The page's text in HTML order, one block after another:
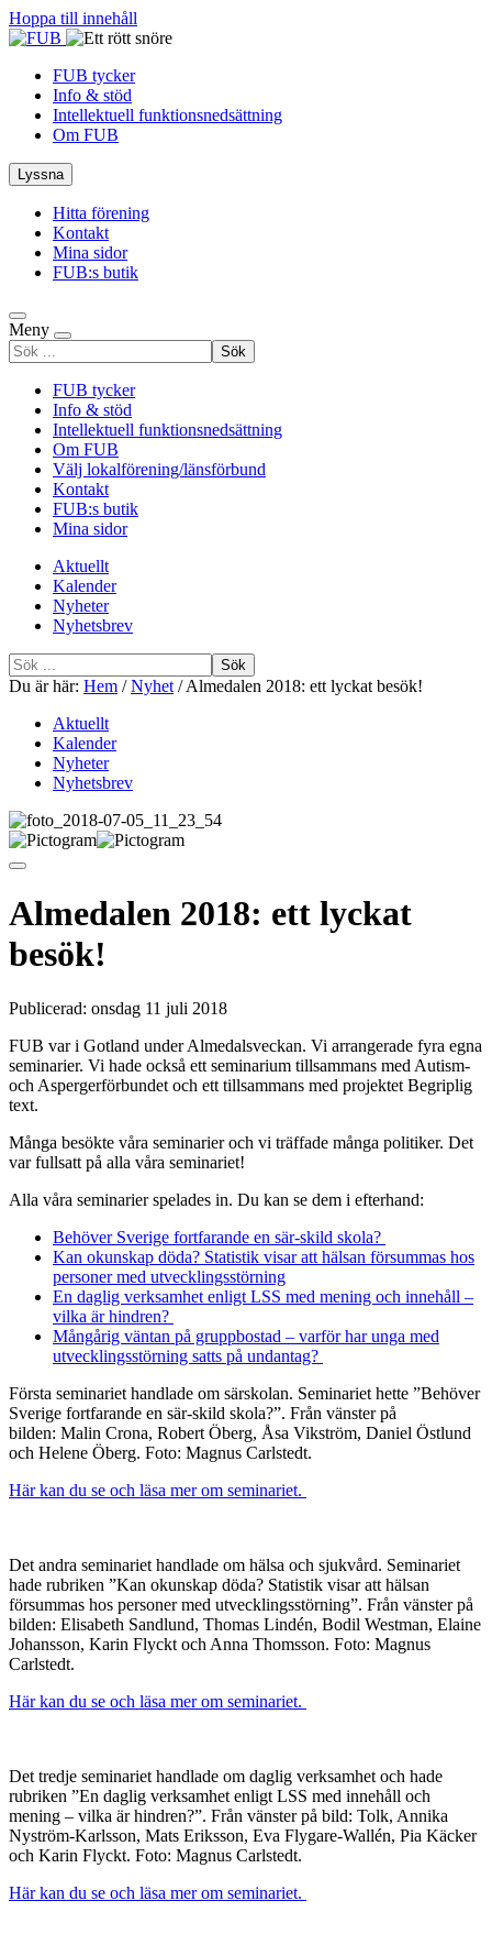
Hoppa till innehåll
FUB tycker
Info & stöd
Intellektuell funktionsnedsättning
Om FUB
Lyssna
Hitta förening
Kontakt
Mina sidor
FUB:s butik
Meny
Sök
efter
FUB tycker
Info & stöd
Intellektuell funktionsnedsättning
Om FUB
Välj lokalförening/länsförbund
Kontakt
FUB:s butik
Mina sidor
Aktuellt
Kalender
Nyheter
Nyhetsbrev
Sök
efter
Du är här: Hem /Nyhet /Almedalen 2018: ett lyckat besök!
Aktuellt
Kalender
Nyheter
Nyhetsbrev
Almedalen 2018: ett lyckat
besök!
Publicerad: onsdag 11 juli 2018
FUB var i Gotland under Almedalsveckan. Vi arrangerade fyra egna
seminarier. Vi hade också ett seminarium tillsammans med Autism-
och Aspergerförbundet och ett tillsammans med projektet Begriplig
text.
Många besökte våra seminarier och vi träffade många politiker. Det
var fullsatt på alla våra seminariet!
Alla våra seminarier spelades in. Du kan se dem i efterhand:
Behöver Sverige fortfarande en sär-skild skola?
Kan okunskap döda? Statistik visar att hälsan försummas hos
personer med utvecklingsstörning
En daglig verksamhet enligt LSS med mening och innehåll –
vilka är hindren?
Mångårig väntan på gruppbostad – varför har unga med
utvecklingsstörning satts på undantag?
Första seminariet handlade om särskolan. Seminariet hette ”Behöver
Sverige fortfarande en sär-skild skola?”. Från vänster på
bilden: Malin Crona, Robert Öberg, Åsa Vikström, Daniel Östlund
och Helene Öberg. Foto: Magnus Carlstedt.
Här kan du se och läsa mer om seminariet.
Det andra seminariet handlade om hälsa och sjukvård. Seminariet
hade rubriken ”Kan okunskap döda? Statistik visar att hälsan
försummas hos personer med utvecklingsstörning”. Från vänster på
bilden: Elisabeth Sandlund, Thomas Lindén, Bodil Westman, Elaine
Johansson, Karin Flyckt och Anna Thomsson. Foto: Magnus
Carlstedt.
Här kan du se och läsa mer om seminariet.
Det tredje seminariet handlade om daglig verksamhet och hade
rubriken ”En daglig verksamhet enligt LSS med innehåll och
mening – vilka är hindren?”. Från vänster på bild: Tolk, Annika
Nyström-Karlsson, Mats Eriksson, Eva Flygare-Wallén, Pia Käcker
och Karin Flyckt. Foto: Magnus Carlstedt.
Här kan du se och läsa mer om seminariet.